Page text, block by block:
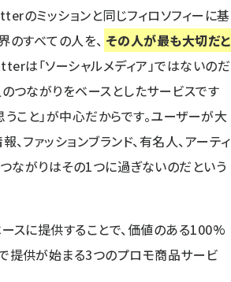
のミッションと同じフィロソフィーに基
のすべての人を、 その人が最も大切だと
は「ソーシャルメディア」ではないのだ
つながりをベースとしたサービスです
こと」が中心だからです。ユーザーが大
ファッションブランド、有名人、アーティ
つながりはその1つに過ぎないのだという
スに提供することで、価値のある100%
提供が始まる3つのプロモ商品サービ